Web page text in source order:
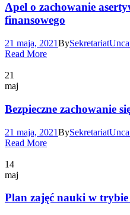
Apel o zachowanie
finansowego
21 maja, 2021BySekretariat
Read More
21
maj
Bezpieczne zachowanie
21 maja, 2021BySekretariat
Read More
14
maj
Plan zajęć nauki w